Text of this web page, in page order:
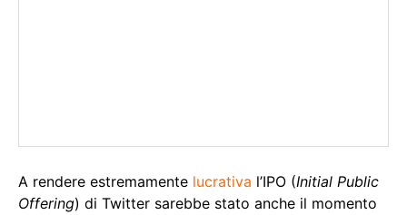
A rendere estremamente lucrativa l’IPO (Initial Public
Offering) di Twitter sarebbe stato anche il momento